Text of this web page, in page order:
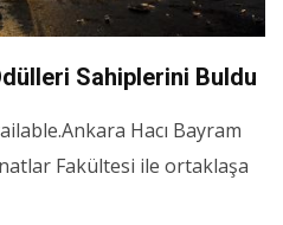
Sahiplerini Buldu
Hacı Bayram
Fakültesi ile ortaklaşa